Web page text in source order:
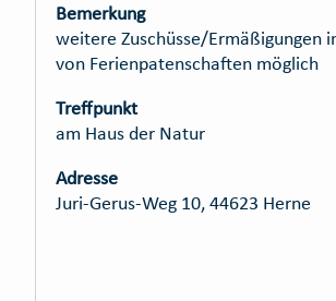
Bemerkung
weitere Zuschüsse/Ermäßigungen
von Ferienpatenschaften möglich
Treffpunkt
am Haus der Natur
Adresse
Juri-Gerus-Weg 10, 44623 Herne